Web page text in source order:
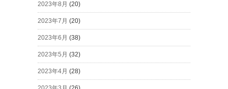
2023年8月 (20)
2023年7月 (20)
2023年6月 (38)
2023年5月 (32)
2023年4月 (28)